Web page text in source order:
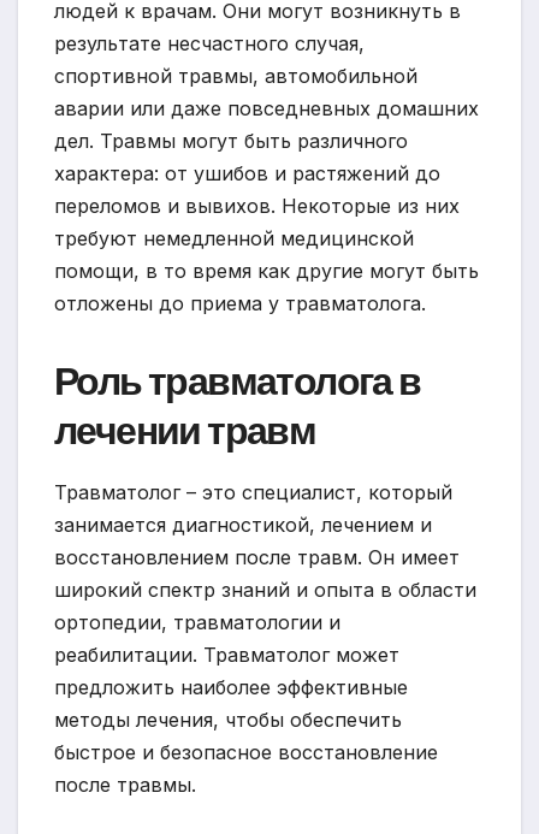
людей к врачам. Они могут возникнуть в
результате несчастного случая,
спортивной травмы, автомобильной
аварии или даже повседневных домашних
дел. Травмы могут быть различного
характера: от ушибов и растяжений до
переломов и вывихов. Некоторые из них
требуют немедленной медицинской
помощи, в то время как другие могут быть
отложены до приема у травматолога.
Роль травматолога в
лечении травм
Травматолог – это специалист, который
занимается диагностикой, лечением и
восстановлением после травм. Он имеет
широкий спектр знаний и опыта в области
ортопедии, травматологии и
реабилитации. Травматолог может
предложить наиболее эффективные
методы лечения, чтобы обеспечить
быстрое и безопасное восстановление
после травмы.